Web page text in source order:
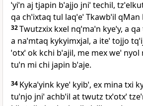
ˈyiˈn aj tjapin bˈajjo jniˈ techil,
qa chˈixtaq tul laqˈeˈ Tkawbˈil
32Twutzxix kxel nqˈmaˈn kyeˈy, a
a naˈmtaq kykyimxjal, a iteˈ tojjo
ˈotxˈ ok kchi bˈajil, me mex weˈ
tuˈn mi chi japin bˈaje.
34 Kykaˈyink kyeˈ kyibˈ, ex mina txi
tuˈnjo jniˈ achbˈil at twutz txˈotxˈ